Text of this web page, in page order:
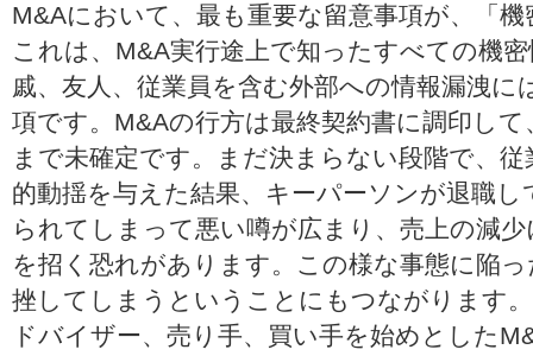
M&Aにおいて、最も重要な留意事項が、「
これは、M&A実行途上で知ったすべての機
戚、友人、従業員を含む外部への情報漏洩に
項です。M&Aの行方は最終契約書に調印し
まで未確定です。まだ決まらない段階で、
的動揺を与えた結果、キーパーソンが退職
られてしまって悪い噂が広まり、売上の減
を招く恐れがあります。この様な事態に陥
挫してしまうということにもつながります
ドバイザー、売り手、買い手を始めとした